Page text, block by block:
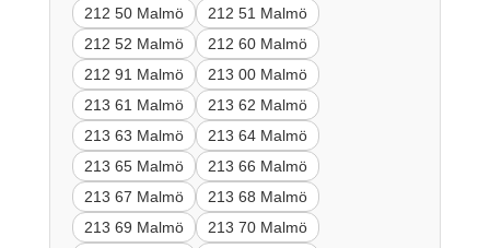
212 50 Malmö
212 51 Malmö
212 52 Malmö
212 60 Malmö
212 91 Malmö
213 00 Malmö
213 61 Malmö
213 62 Malmö
213 63 Malmö
213 64 Malmö
213 65 Malmö
213 66 Malmö
213 67 Malmö
213 68 Malmö
213 69 Malmö
213 70 Malmö